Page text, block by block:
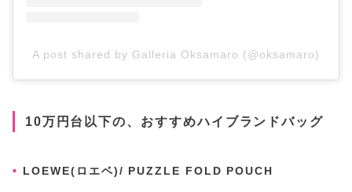
A post shared by Galleria Oksamaro (@oksamaro)
10万円台以下の、おすすめハイブランドバッグ
LOEWE(ロエベ)/ PUZZLE FOLD POUCH